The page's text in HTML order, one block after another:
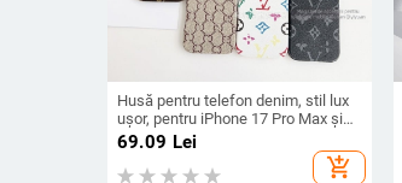
Husă pentru telefon denim, stil lux
ușor, pentru iPhone 17 Pro Max și
iPhone 16, cu acoperire totală
69.09 Lei
add_shopping_cart